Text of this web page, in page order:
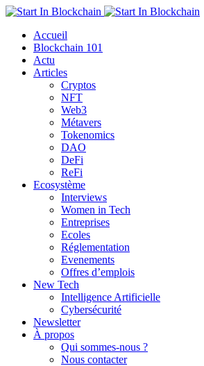
Accueil
Blockchain 101
Actu
Articles
Cryptos
NFT
Web3
Métavers
Tokenomics
DAO
DeFi
ReFi
Ecosystème
Interviews
Women in Tech
Entreprises
Ecoles
Réglementation
Evenements
Offres d’emplois
New Tech
Intelligence Artificielle
Cybersécurité
Newsletter
À propos
Qui sommes-nous ?
Nous contacter